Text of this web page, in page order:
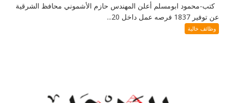
كتب-محمود ابومسلم أعلن المهندس حازم الأشموني محافظ الشرقية
عن توفير 1837 فرصه عمل داخل 20...
وظائف خالية